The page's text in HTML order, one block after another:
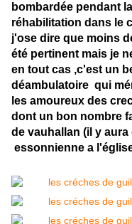
bombardée pendant
réhabilitation dans le
j'ose dire que moins
été pertinent mais je
en tout cas ,c'est un
déambulatoire qui
les amoureux des
dont un bon nombre
de vauhallan (il y
essonnienne a